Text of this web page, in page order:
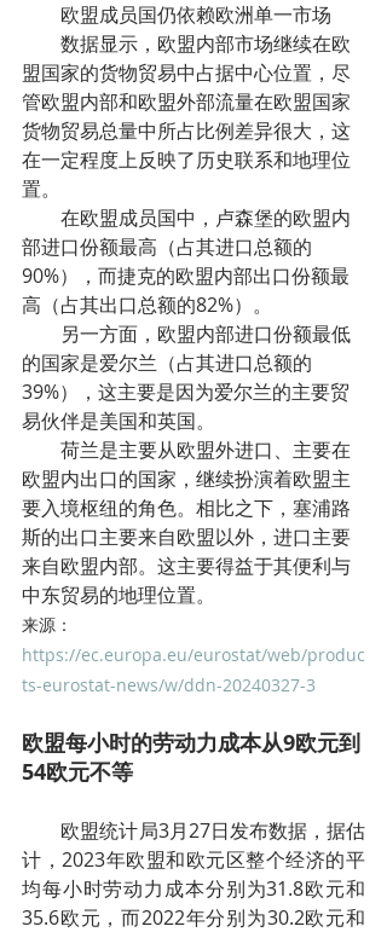
        欧盟成员国仍依赖欧洲单一市场
盟国家的货物贸易中占据中心位置，尽
管欧盟内部和欧盟外部流量在欧盟国家
货物贸易总量中所占比例差异很大，这
在一定程度上反映了历史联系和地理位
置。
部进口份额最高（占其进口总额的
90%），而捷克的欧盟内部出口份额最
高（占其出口总额的82%）。
的国家是爱尔兰（占其进口总额的
39%），这主要是因为爱尔兰的主要贸
易伙伴是美国和英国。
欧盟内出口的国家，继续扮演着欧盟主
要入境枢纽的角色。相比之下，塞浦路
斯的出口主要来自欧盟以外，进口主要
来自欧盟内部。这主要得益于其便利与
中东贸易的地理位置。
来源：
https://ec.europa.eu/eurostat/web/produc
ts-eurostat-news/w/ddn-20240327-3
欧盟每小时的劳动力成本从9欧元到
54欧元不等
计，2023年欧盟和欧元区整个经济的平
均每小时劳动力成本分别为31.8欧元和
35.6欧元，而2022年分别为30.2欧元和